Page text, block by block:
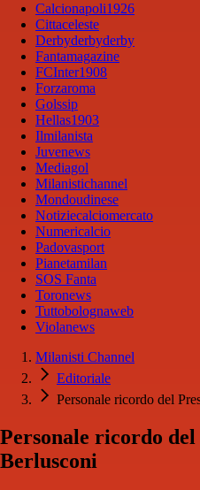
Calcionapoli1926
Cittaceleste
Derbyderbyderby
Fantamagazine
FCInter1908
Forzaroma
Golssip
Hellas1903
Ilmilanista
Juvenews
Mediagol
Milanistichannel
Mondoudinese
Notiziecalciomercato
Numericalcio
Padovasport
Pianetamilan
SOS Fanta
Toronews
Tuttobolognaweb
Violanews
Milanisti Channel
Editoriale
Personale ricordo del
Personale ricordo del
Berlusconi